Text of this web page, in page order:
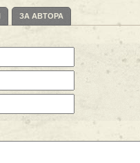
ЗА АВТОРА